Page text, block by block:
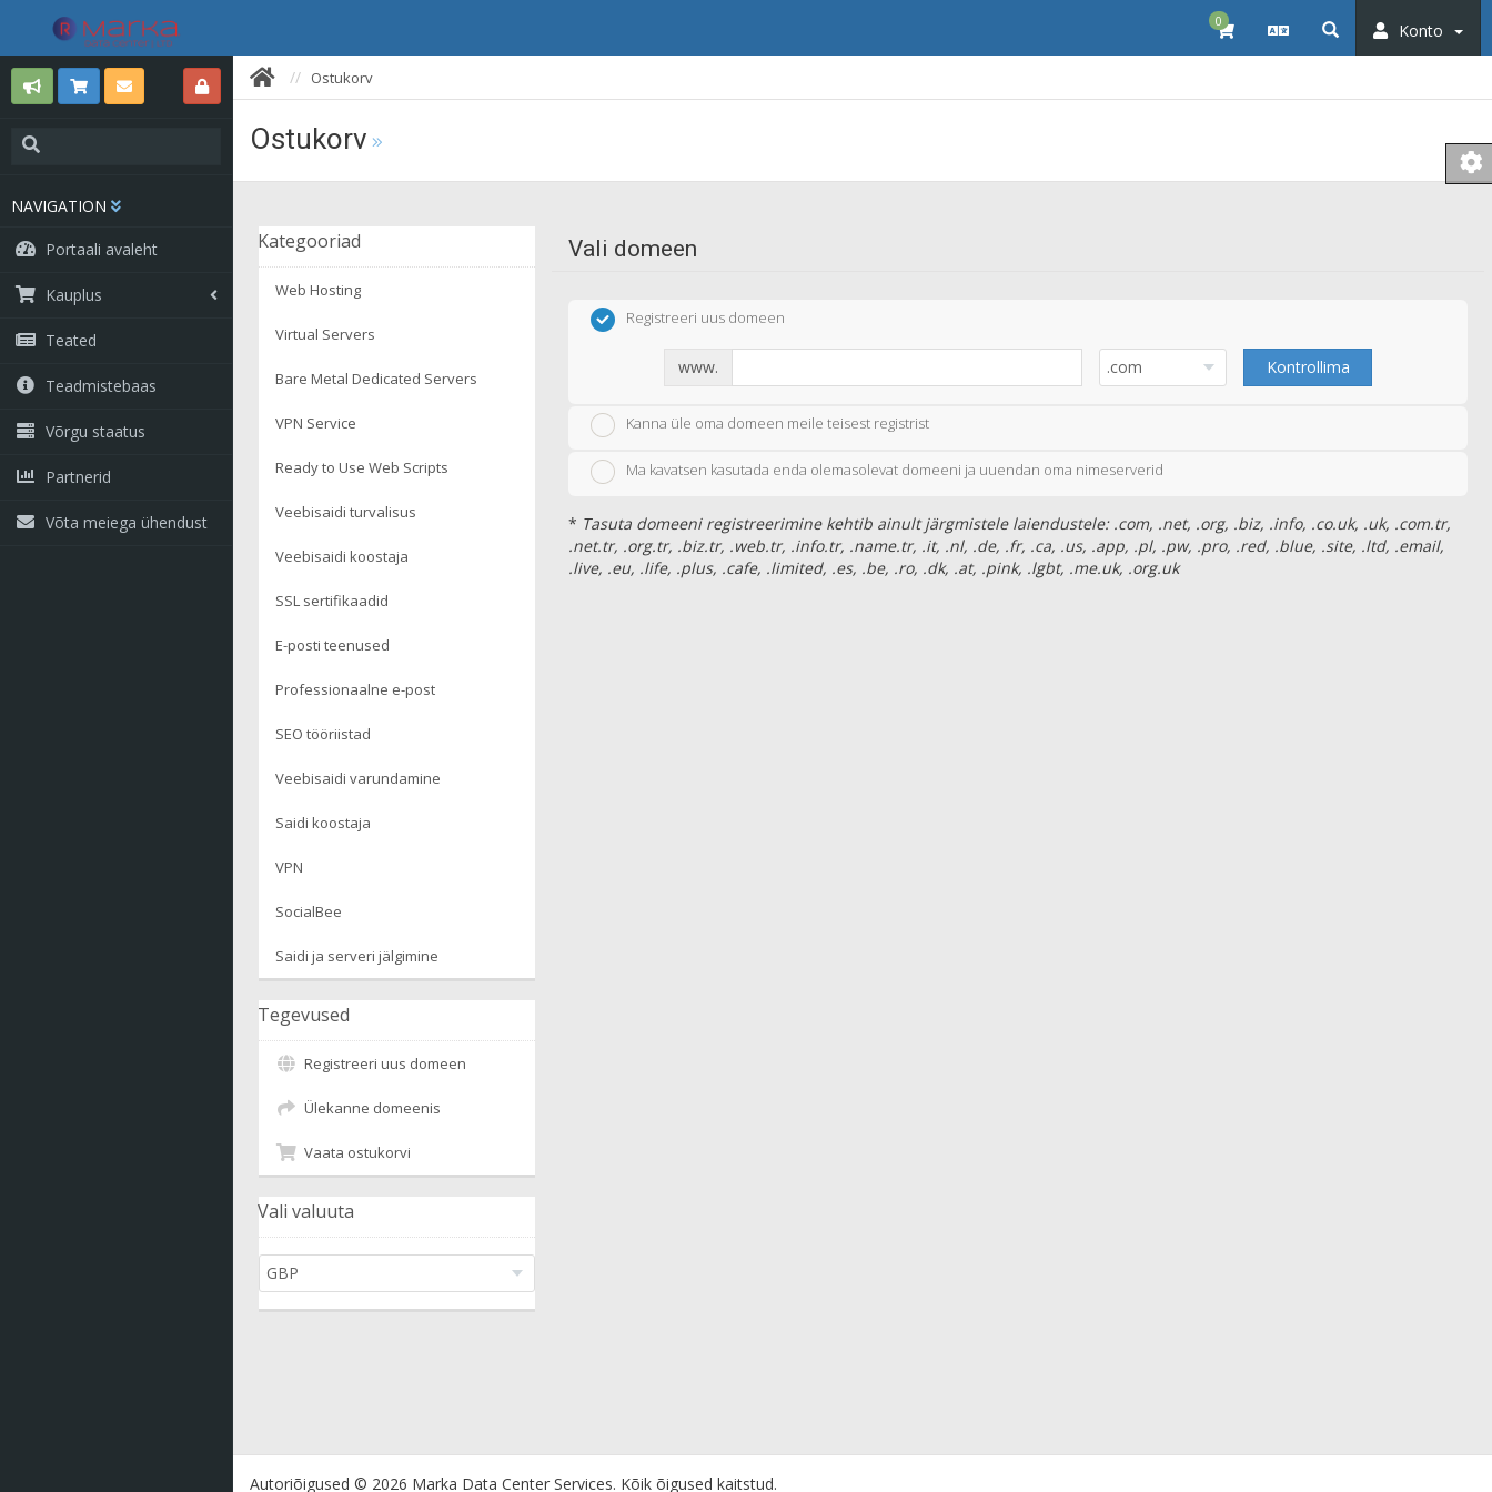
0 Konto
NAVIGATION
Portaali avaleht
Kauplus
Teated
Teadmistebaas
Võrgu staatus
Partnerid
Võta meiega ühendust
Ostukorv
Ostukorv
Kategooriad
Web Hosting
Virtual Servers
Bare Metal Dedicated Servers
VPN Service
Ready to Use Web Scripts
Veebisaidi turvalisus
Veebisaidi koostaja
SSL sertifikaadid
E-posti teenused
Professionaalne e-post
SEO tööriistad
Veebisaidi varundamine
Saidi koostaja
VPN
SocialBee
Saidi ja serveri jälgimine
Tegevused
Registreeri uus domeen
Ülekanne domeenis
Vaata ostukorvi
Vali valuuta
Vali domeen
Registreeri uus domeen
www. Kontrollima
Kanna üle oma domeen meile teisest registrist
Ma kavatsen kasutada enda olemasolevat domeeni ja uuendan oma nimeserverid
* Tasuta domeeni registreerimine kehtib ainult järgmistele laiendustele: .com, .net, .org, .biz, .info, .co.uk, .uk, .com.tr,
.net.tr, .org.tr, .biz.tr, .web.tr, .info.tr, .name.tr, .it, .nl, .de, .fr, .ca, .us, .app, .pl, .pw, .pro, .red, .blue, .site, .ltd, .email,
.live, .eu, .life, .plus, .cafe, .limited, .es, .be, .ro, .dk, .at, .pink, .lgbt, .me.uk, .org.uk
Autoriõigused © 2026 Marka Data Center Services. Kõik õigused kaitstud.